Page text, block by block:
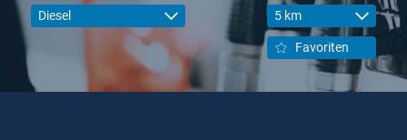
Diesel 5 km
Favoriten